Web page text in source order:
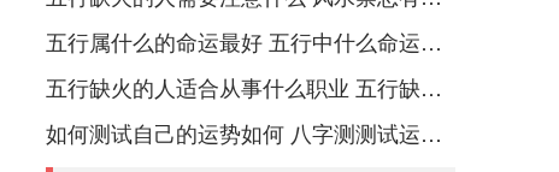
五行属什么的命运最好 五行中什么命运势旺盛
五行缺火的人适合从事什么职业 五行缺火的人适合从事的职业有哪些
如何测试自己的运势如何 八字测测试运运程